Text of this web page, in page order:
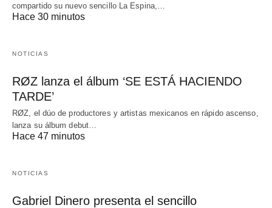
compartido su nuevo sencillo La Espina,…
Hace 30 minutos
NOTICIAS
RØZ lanza el álbum ‘SE ESTÁ HACIENDO
TARDE’
RØZ, el dúo de productores y artistas mexicanos en rápido ascenso,
lanza su álbum debut…
Hace 47 minutos
NOTICIAS
Gabriel Dinero presenta el sencillo